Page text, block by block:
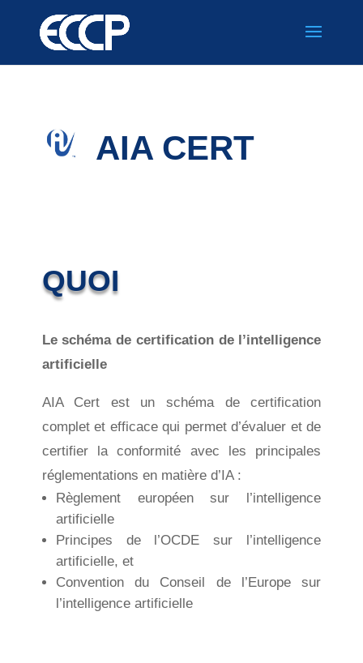
AIA CERT
QUOI
Le schéma de certification de l’intelligence
artificielle
AIA Cert est un schéma de certification
complet et efficace qui permet d’évaluer et de
certifier la conformité avec les principales
réglementations en matière d’IA :
Règlement européen sur l’intelligence
artificielle
Principes de l’OCDE sur l’intelligence
artificielle, et
Convention du Conseil de l’Europe sur
l’intelligence artificielle